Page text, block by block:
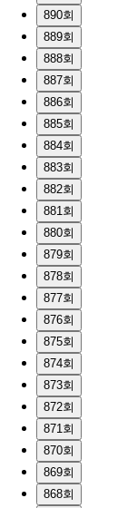
890회
889회
888회
887회
886회
885회
884회
883회
882회
881회
880회
879회
878회
877회
876회
875회
874회
873회
872회
871회
870회
869회
868회